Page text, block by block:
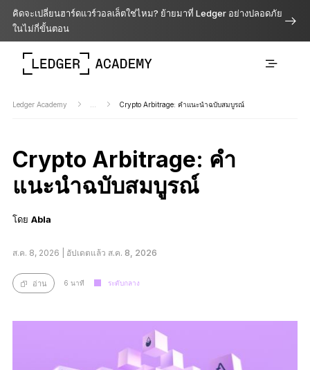
คิดจะเปลี่ยนฮาร์ดแวร์วอลเล็ตใช่ไหม? ย้ายมาที่ Ledger อย่างปลอดภัย
ในไม่กี่ขั้นตอน
Ledger Academy Crypto Arbitrage: คำแนะนำฉบับสมบูรณ์
Crypto Arbitrage: คำ
แนะนำฉบับสมบูรณ์
โดย Abla
ส.ค. 8, 2026 | อัปเดตแล้ว ส.ค. 8, 2026
อ่าน 6 นาที ระดับกลาง